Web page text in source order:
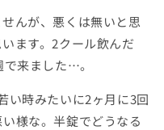
んが、悪くは無いと思
ます。2クール飲んだ
で来ました…。
い時みたいに2ヶ月に3回
様な。半錠でどうなる